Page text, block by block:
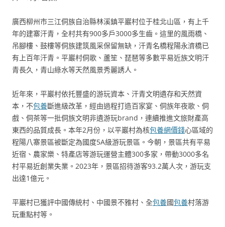
廣西柳州市三江侗族自治縣林溪鎮平巖村位于桂北山區，有上千
年的建寨汗青，全村共有900多戶3000多生齒。這里的風雨橋、
吊腳樓、鼓樓等侗族建筑風采保留無缺，汗青名橋程陽永濟橋已
有上百年汗青。平巖村侗歌、蘆笙、琵琶等多數平易近族文明汗
青長久，青山綠水等天然風景秀麗誘人。
近年來，平巖村依托豐盛的游玩資本、汗青文明遺存和天然資
本，不包養斷進級改革，經由過程打造百家宴、侗族年夜歌、侗
戲、侗茶等一批侗族文明非遺游玩brand，連續推進文旅財產高
東西的品質成長。本年2月份，以平巖村為核包養網價錢心區域的
程陽八寨景區被斷定為國度5A級游玩景區。今朝，景區共有平易
近宿、農家樂、特產店等游玩運營主體300多家，帶動3000多名
村平易近創業失業。2023年，景區招待游客93.2萬人次，游玩支
出達1億元。
平巖村已獲評中國傳統村、中國景不雅村、全包養國包養村落游
玩重點村等。